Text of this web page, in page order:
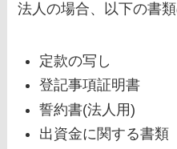
法人の場合、以下の書
定款の写し
登記事項証明書
誓約書(法人用)
出資金に関する書類